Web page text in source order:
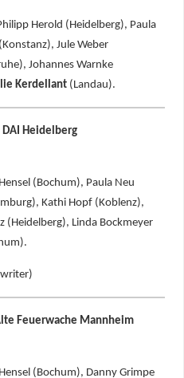
Herold (Heidelberg), Paula
Jule Weber
Johannes Warnke
Kerdellant(Landau).
Heidelberg
(Bochum), Paula Neu
Kathi Hopf (Koblenz),
(Heidelberg), Linda Bockmeyer
Feuerwache Mannheim
(Bochum), Danny Grimpe